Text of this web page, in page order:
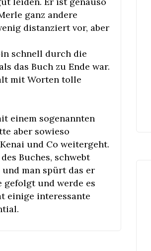
ganz andere
distanziert vor, aber
schnell durch die
das Buch zu Ende war.
mit Worten tolle
einem sogenannten
aber sowieso
und Co weitergeht.
Buches, schwebt
man spürt das er
und werde es
einige interessante